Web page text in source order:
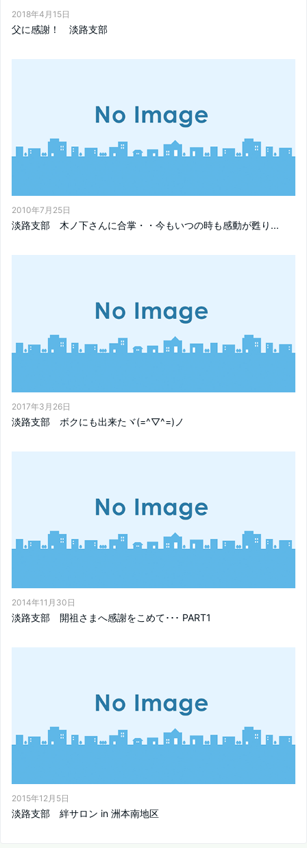
2018年4月15日
父に感謝！ 淡路支部
2010年7月25日
淡路支部 木ノ下さんに合掌・・今もいつの時も感動が甦り...
2017年3月26日
淡路支部 ボクにも出来たヾ(=^▽^=)ノ
2014年11月30日
淡路支部 開祖さまへ感謝をこめて･･･ PART1
2015年12月5日
淡路支部 絆サロン in 洲本南地区